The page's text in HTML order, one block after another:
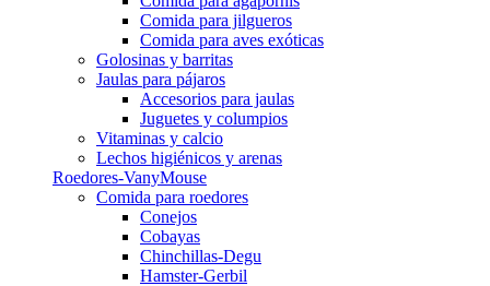
Comida para jilgueros
Comida para aves exóticas
Golosinas y barritas
Jaulas para pájaros
Accesorios para jaulas
Juguetes y columpios
Vitaminas y calcio
Lechos higiénicos y arenas
Roedores-VanyMouse
Comida para roedores
Conejos
Cobayas
Chinchillas-Degu
Hamster-Gerbil